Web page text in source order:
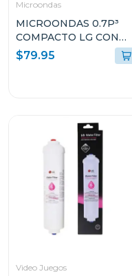
Microondas
MICROONDAS 0.7P³
COMPACTO LG CON
PUERTA DE CRISTAL
MS2082
$79.95
Video Juegos